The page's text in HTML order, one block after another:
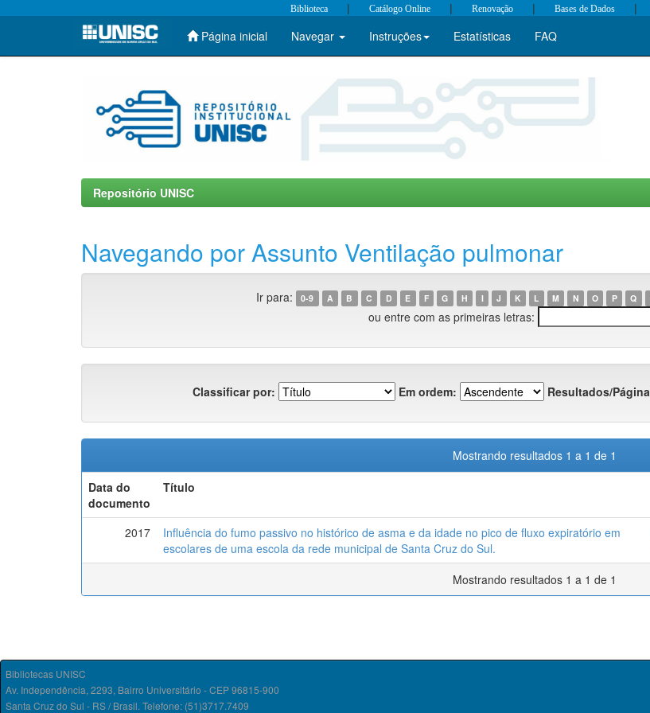
Skip
Biblioteca | Catálogo Online | Renovação | Bases de Dados |
Página inicial Navegar Instruções Estatísticas FAQ
Repositório UNISC
Navegando por Assunto Ventilação pulmonar
Ir para: 0-9 A B C D E F G H I J K L M N O P Q
ou entre com as primeiras letras:
Classificar por: Em ordem: Resultados/Página
Mostrando resultados 1 a 1 de 1
Data do
documento
Título
2017
Influência do fumo passivo no histórico de asma e da idade no pico de fluxo expiratório em
escolares de uma escola da rede municipal de Santa Cruz do Sul.
Mostrando resultados 1 a 1 de 1
Bibliotecas UNISC
Av. Independência, 2293, Bairro Universitário - CEP 96815-900
Santa Cruz do Sul - RS / Brasil. Telefone: (51)3717.7409